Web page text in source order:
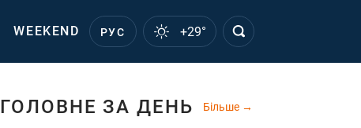
WEEKEND РУС +29°
ГОЛОВНЕ ЗА ДЕНЬ Більше